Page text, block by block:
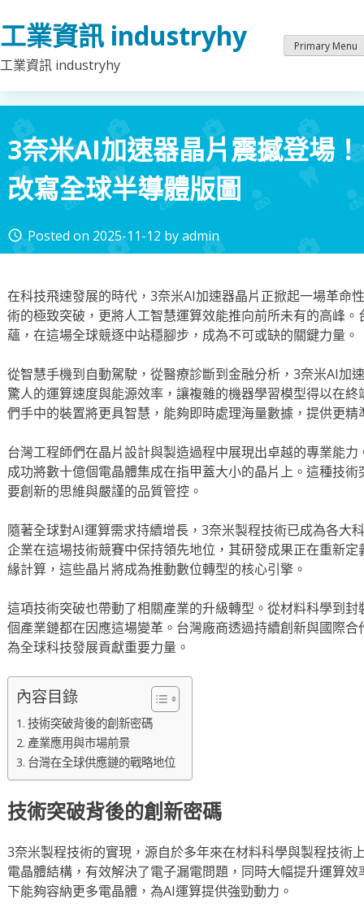
to
content
工業資訊 industryhy
工業資訊 industryhy
Primary Menu
3奈米AI加速器晶片震撼登場
改寫全球半導體版圖
access_time Posted on 2025-11-12 byadmin
在科技飛速發展的時代，3奈米AI加速器晶片正掀起一場革命
術的極致突破，更將人工智慧運算效能推向前所未有的高峰
蘊，在這場全球競逐中站穩腳步，成為不可或缺的關鍵力量。
從智慧手機到自動駕駛，從醫療診斷到金融分析，3奈米AI加
驚人的運算速度與能源效率，讓複雜的機器學習模型得以在
們手中的裝置將更具智慧，能夠即時處理海量數據，提供更精
台灣工程師們在晶片設計與製造過程中展現出卓越的專業能
成功將數十億個電晶體集成在指甲蓋大小的晶片上。這種技
要創新的思維與嚴謹的品質管控。
隨著全球對AI運算需求持續增長，3奈米製程技術已成為各大
企業在這場技術競賽中保持領先地位，其研發成果正在重新
緣計算，這些晶片將成為推動數位轉型的核心引擎。
這項技術突破也帶動了相關產業的升級轉型。從材料科學到
個產業鏈都在因應這場變革。台灣廠商透過持續創新與國際
為全球科技發展貢獻重要力量。
內容目錄
技術突破背後的創新密碼
產業應用與市場前景
台灣在全球供應鏈的戰略地位
技術突破背後的創新密碼
3奈米製程技術的實現，源自於多年來在材料科學與製程技術
電晶體結構，有效解決了電子漏電問題，同時大幅提升運算
下能夠容納更多電晶體，為AI運算提供強勁動力。